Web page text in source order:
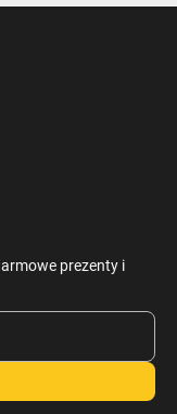
prezenty i